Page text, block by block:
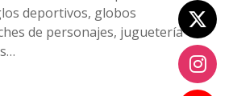
deportivos, globos
de personajes, juguetería